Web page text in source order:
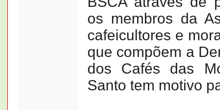
os membros da
cafeicultores e
que compõem a
dos Cafés das
Santo tem motivo